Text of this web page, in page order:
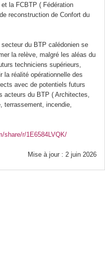
la FCBTP ( Fédération
reconstruction de Confort du
du BTP calédonien se
la relève, malgré les aléas du
techniciens supérieurs,
la réalité opérationnelle des
avec de potentiels futurs
du BTP ( Architectes,
terrassement, incendie,
share/r/1E6584LVQK/
Mise à jour : 2 juin 2026